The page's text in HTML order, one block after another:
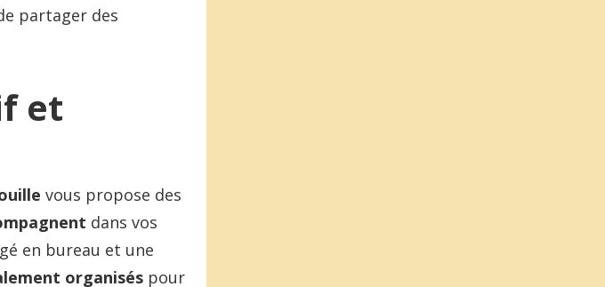
partager des
et
vous propose des
dans vos
en bureau et une
organisés pour